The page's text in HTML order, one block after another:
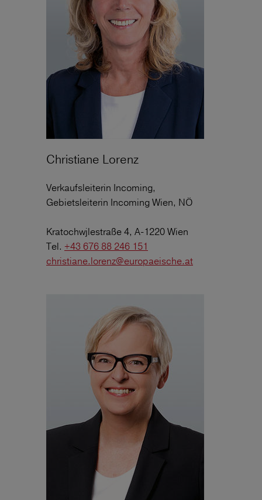
Christiane Lorenz
Verkaufsleiterin Incoming,
Gebietsleiterin Incoming Wien, NÖ
Kratochwjlestraße 4, A-1220 Wien
Tel. +43 676 88 246 151
christiane.lorenz@europaeische.at